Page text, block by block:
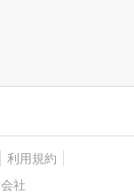
利用規約
社